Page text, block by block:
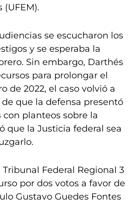
(UFEM).
se escucharon los
y se esperaba la
Sin embargo, Darthés
para prolongar el
de 2022, el caso volvió a
que la defensa presentó
planteos sobre la
que la Justicia federal sea
Federal Regional 3
por dos votos a favor de
Gustavo Guedes Fontes